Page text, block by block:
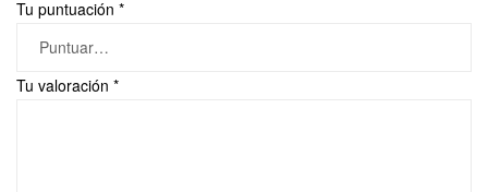
Tu puntuación *
Tu valoración *